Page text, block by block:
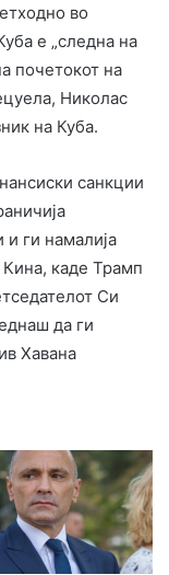
во
е „следна на
почетокот на
Николас
на Куба.
санкции
и ги намалија
каде Трамп
Си
да ги
Хавана